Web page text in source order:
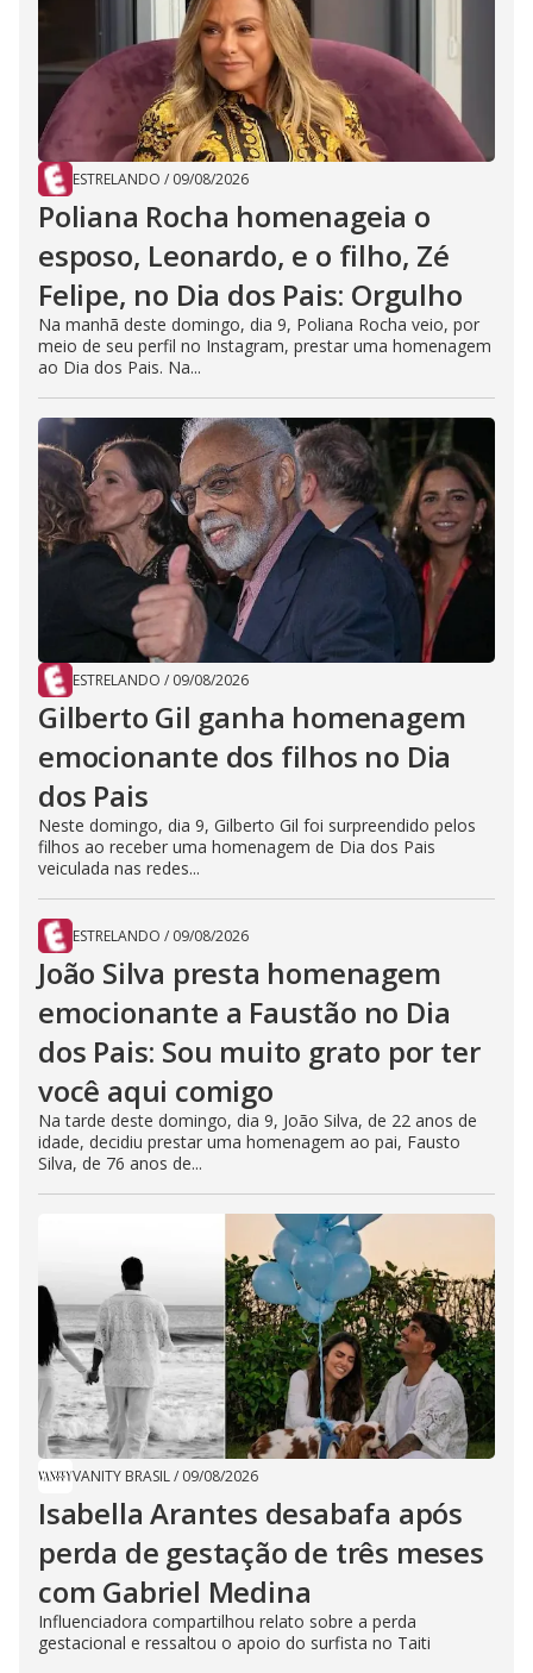
ESTRELANDO / 09/08/2026
Poliana Rocha homenageia o
esposo, Leonardo, e o filho, Zé
Felipe, no Dia dos Pais: Orgulho
Na manhã deste domingo, dia 9, Poliana Rocha veio, por
meio de seu perfil no Instagram, prestar uma homenagem
ao Dia dos Pais. Na...
ESTRELANDO / 09/08/2026
Gilberto Gil ganha homenagem
emocionante dos filhos no Dia
dos Pais
Neste domingo, dia 9, Gilberto Gil foi surpreendido pelos
filhos ao receber uma homenagem de Dia dos Pais
veiculada nas redes...
ESTRELANDO / 09/08/2026
João Silva presta homenagem
emocionante a Faustão no Dia
dos Pais: Sou muito grato por ter
você aqui comigo
Na tarde deste domingo, dia 9, João Silva, de 22 anos de
idade, decidiu prestar uma homenagem ao pai, Fausto
Silva, de 76 anos de...
VANITY BRASIL/ 09/08/2026
Isabella Arantes desabafa após
perda de gestação de três meses
com Gabriel Medina
Influenciadora compartilhou relato sobre a perda
gestacional e ressaltou o apoio do surfista no Taiti